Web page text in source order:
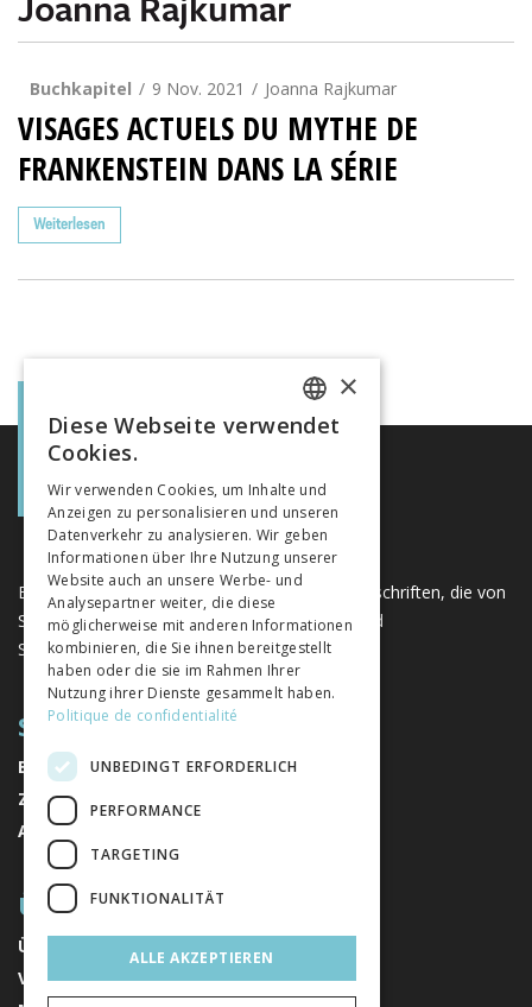
Buchkapitel 9 Nov. 2021 Joanna Rajkumar
VISAGES ACTUELS DU MYTHE DE
FRANKENSTEIN DANS LA SÉRIE
Weiterlesen
Eine einzigartige Plattform für Bücher und Zeitschriften, die von
Schweizer Verlagen im Bereich der Geistes- und
Sozialwissenschaften herausgegeben werden.
SITEMAP
BÜCHER
ZEITSCHRIFTEN
AUTOREN
ÜBER UNS
ÜBER UNS
VERLAGE
FRENCH
ITALIAN
×
Diese Webseite verwendet
Cookies.
Wir verwenden Cookies, um Inhalte und
Anzeigen zu personalisieren und unseren
Datenverkehr zu analysieren. Wir geben
Informationen über Ihre Nutzung unserer
Website auch an unsere Werbe- und
Analysepartner weiter, die diese
möglicherweise mit anderen Informationen
kombinieren, die Sie ihnen bereitgestellt
haben oder die sie im Rahmen Ihrer
Nutzung ihrer Dienste gesammelt haben.
Politique de confidentialité
UNBEDINGT ERFORDERLICH
PERFORMANCE
TARGETING
FUNKTIONALITÄT
ALLE AKZEPTIEREN